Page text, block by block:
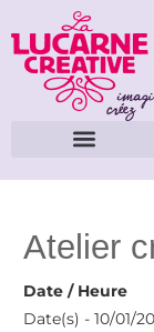
Atelier
Date / Heure
Date(s) - 10/01/